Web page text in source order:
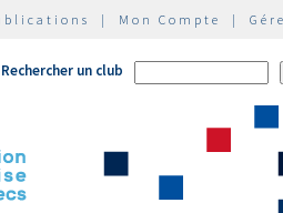
| Mon Compte |
Rechercher un club